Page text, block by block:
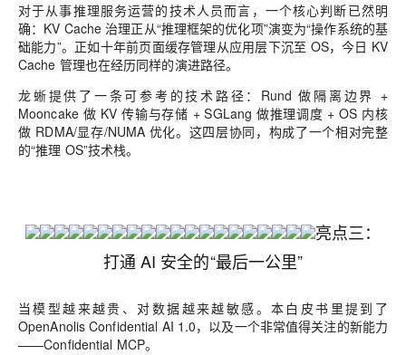
对于从事推理服务运营的技术人员而言，一个核心判断已然明
确：KV Cache 治理正从“推理框架的优化项”演变为“操作系统的基
础能力”。正如十年前页面缓存管理从应用层下沉至 OS，今日 KV
Cache 管理也在经历同样的演进路径。
龙蜥提供了一条可参考的技术路径：Rund 做隔离边界 +
Mooncake 做 KV 传输与存储 + SGLang 做推理调度 + OS 内核
做 RDMA/显存/NUMA 优化。这四层协同，构成了一个相对完整
的“推理 OS”技术栈。
亮点三：
打通 AI 安全的“最后一公里”
当模型越来越贵、对数据越来越敏感。 本白皮书里提到了
OpenAnolis Confidential AI 1.0，以及一个非常值得关注的新能力
——Confidential MCP。